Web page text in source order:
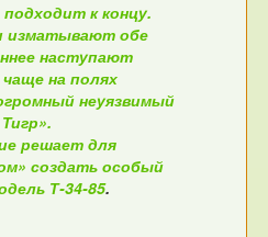
к концу.
изматывают обе
наступают
на полях
неуязвимый
решает для
создать особый
Т-34-85.